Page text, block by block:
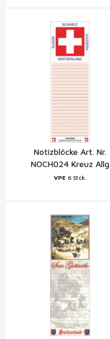
Notizblöcke Art. Nr.
NOCH024 Kreuz Allg
Schweiz
VPE 6 Stck.